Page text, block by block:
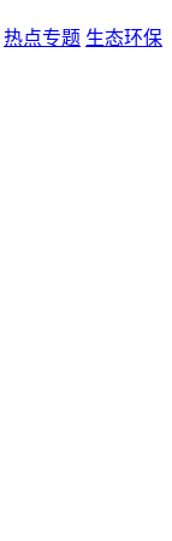
热点专题 生态环保